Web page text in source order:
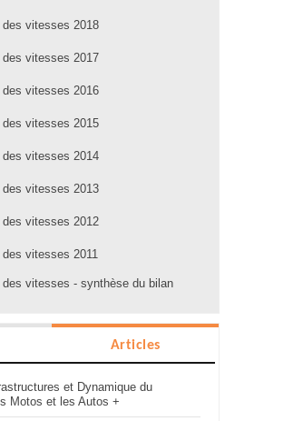
vitesses 2018
vitesses 2017
vitesses 2016
vitesses 2015
vitesses 2014
vitesses 2013
vitesses 2012
vitesses 2011
des vitesses - synthèse du bilan
Articles
et Dynamique du
Motos et les Autos +